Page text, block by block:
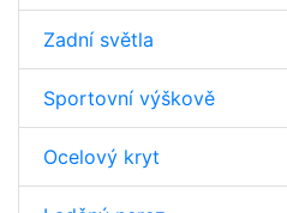
Zadní světla
Sportovní výškově
Ocelový kryt